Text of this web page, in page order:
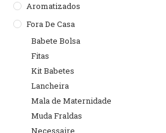
Aromatizados
Fora De Casa
Babete Bolsa
Fitas
Kit Babetes
Lancheira
Mala de Maternidade
Muda Fraldas
Necessaire